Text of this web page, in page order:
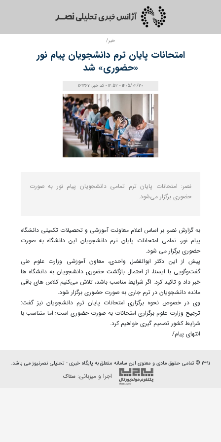
خبر/
امتحانات پایان ترم دانشجویان پیام نور
«حضوری» شد
1405/02/30 - 12:52 - کد خبر: 161367
نصر: امتحانات پایان ترم تمامی دانشجویان پیام نور به صورت
حضوری برگزار می‌شود.
به گزارش نصر، بر اساس اعلام معاونت آموزشی و تحصیلات تکمیلی دانشگاه
پیام نور، تمامی امتحانات پایان ترم دانشجویان این دانشگاه به صورت
حضوری برگزار می شود.
پیش از این دکتر ابوالفضل واحدی، معاون آموزشی وزارت علوم طی
گفت‌وگویی با ایسنا، از احتمال بازگشت حضوری دانشجویان به دانشگاه ها
خبر داد و تاکید کرد: اگر شرایط مناسب باشد، تلاش می‌کنیم کلاس های باقی
مانده دانشجویان در ترم جاری به صورت حضوری برگزار شود.
وی در خصوص نحوه برگزاری امتحانات پایان ترم دانشجویان نیز گفت:
ترجیح وزارت علوم برگزاری امتحانات به صورت حضوری است؛ اما متناسب با
شرایط کشور تصمیم گیری خواهیم کرد.
انتهای پیام/
۱۳۹۱ © تمامی حقوق مادی و معنوی این سامانه متعلق به پایگاه خبری - تحلیلی نصرنیوز می باشد.
اجرا و میزبانی:ستاک